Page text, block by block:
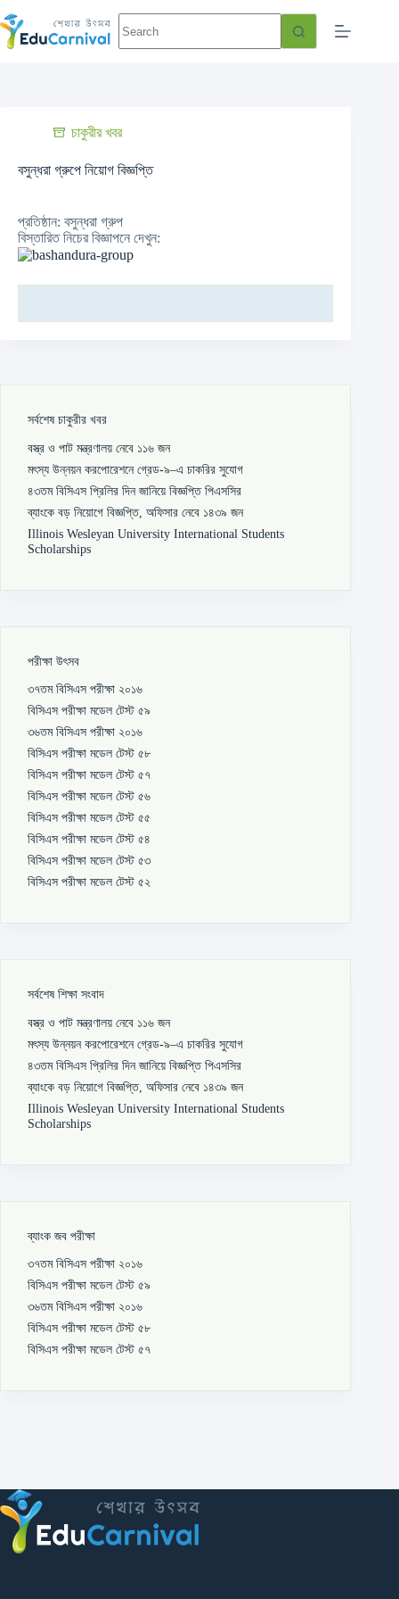
চাকুরীর খবর
বসুন্ধরা গ্রুপে নিয়োগ বিজ্ঞপ্তি
প্রতিষ্ঠান: বসুন্ধরা গ্রুপ
বিস্তারিত নিচের বিজ্ঞাপনে দেখুন:
সর্বশেষ চাকুরীর খবর
বস্ত্র ও পাট মন্ত্রণালয় নেবে ১১৬ জন
মৎস্য উন্নয়ন করপোরেশনে গ্রেড-৯–এ চাকরির সুযোগ
৪৩তম বিসিএস প্রিলির দিন জানিয়ে বিজ্ঞপ্তি পিএসসির
ব্যাংকে বড় নিয়োগে বিজ্ঞপ্তি, অফিসার নেবে ১৪৩৯ জন
Illinois Wesleyan University International Students
Scholarships
পরীক্ষা উৎসব
৩৭তম বিসিএস পরীক্ষা ২০১৬
বিসিএস পরীক্ষা মডেল টেস্ট ৫৯
৩৬তম বিসিএস পরীক্ষা ২০১৬
বিসিএস পরীক্ষা মডেল টেস্ট ৫৮
বিসিএস পরীক্ষা মডেল টেস্ট ৫৭
বিসিএস পরীক্ষা মডেল টেস্ট ৫৬
বিসিএস পরীক্ষা মডেল টেস্ট ৫৫
বিসিএস পরীক্ষা মডেল টেস্ট ৫৪
বিসিএস পরীক্ষা মডেল টেস্ট ৫৩
বিসিএস পরীক্ষা মডেল টেস্ট ৫২
সর্বশেষ শিক্ষা সংবাদ
বস্ত্র ও পাট মন্ত্রণালয় নেবে ১১৬ জন
মৎস্য উন্নয়ন করপোরেশনে গ্রেড-৯–এ চাকরির সুযোগ
৪৩তম বিসিএস প্রিলির দিন জানিয়ে বিজ্ঞপ্তি পিএসসির
ব্যাংকে বড় নিয়োগে বিজ্ঞপ্তি, অফিসার নেবে ১৪৩৯ জন
Illinois Wesleyan University International Students
Scholarships
ব্যাংক জব পরীক্ষা
৩৭তম বিসিএস পরীক্ষা ২০১৬
বিসিএস পরীক্ষা মডেল টেস্ট ৫৯
৩৬তম বিসিএস পরীক্ষা ২০১৬
বিসিএস পরীক্ষা মডেল টেস্ট ৫৮
বিসিএস পরীক্ষা মডেল টেস্ট ৫৭